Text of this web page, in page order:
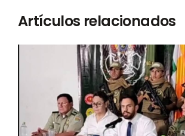
Artículos relacionados